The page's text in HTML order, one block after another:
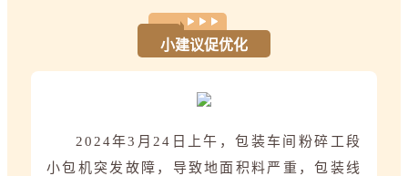
小建议促优化
2024年3月24日上午，包装车间粉碎工段
小包机突发故障，导致地面积料严重，包装线